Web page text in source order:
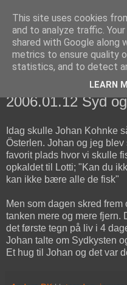
Havørredfiskeri, tordenvejr
torsdag den 12. januar 2006
2006.01.12 Syd
Idag skulle Johan Kohnke
Österlen. Johan og jeg
favorit plads hvor vi skulle
opkaldet til Lotti; "Kan du
kan ikke bære alle de fisk"
Men som dagen skred
tanken mere og mere fjern.
det første tegn på liv i 4
Johan talte om Sydkysten
Et hug til Johan og det var
This site uses cookies
and to analyze traffic.
shared with Google along
metrics to ensure quality
statistics, and to detect
LEARN